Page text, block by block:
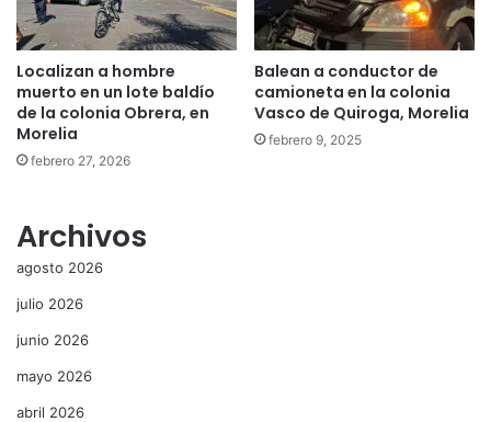
Localizan a hombre
muerto en un lote baldío
de la colonia Obrera, en
Morelia
febrero 27, 2026
Balean a conductor de
camioneta en la colonia
Vasco de Quiroga, Morelia
febrero 9, 2025
Archivos
agosto 2026
julio 2026
junio 2026
mayo 2026
abril 2026